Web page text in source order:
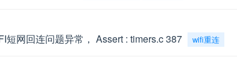
短网回连问题异常， Assert : timers.c 387 wifi重连